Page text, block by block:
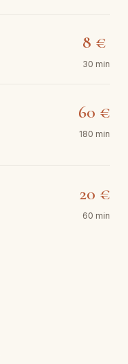
8 €
30 min
60 €
180 min
20 €
60 min